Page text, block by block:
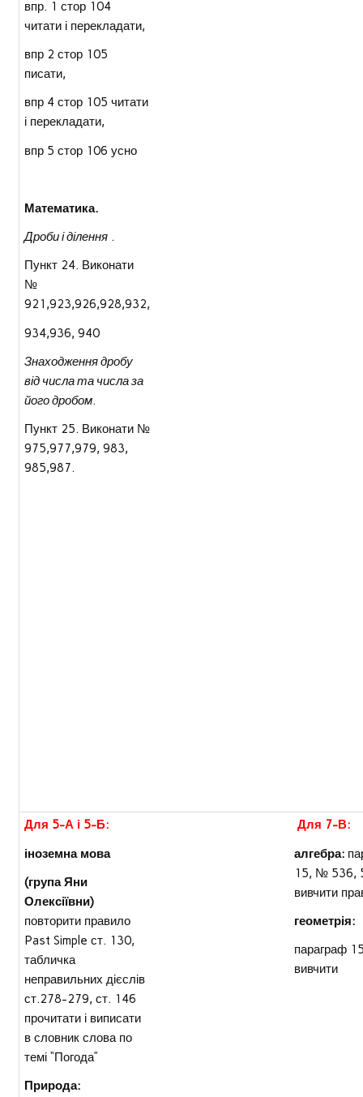
впр. 1 стор 104
читати і перекладати,
впр 2 стор 105
писати,
впр 4 стор 105 читати
і перекладати,
впр 5 стор 106 усно
Математика.
Дроби і ділення.
Пункт 24. Виконати
№
921,923,926,928,932,
934,936, 940
Знаходження дробу
від числа та числа за
його дробом.
Пункт 25. Виконати №
975,977,979, 983,
985,987.
Для 5-А і 5-Б:
іноземна мова
(група Яни
Олексіївни)
повторити правило
Past Simple ст. 130,
табличка
неправильних дієслів
ст.278-279, ст. 146
прочитати і виписати
в словник слова по
темі “Погода”
Природа:
Для 7-В:
алгебра:
15, № 536,
вивчити
геометрія:
параграф
вивчити